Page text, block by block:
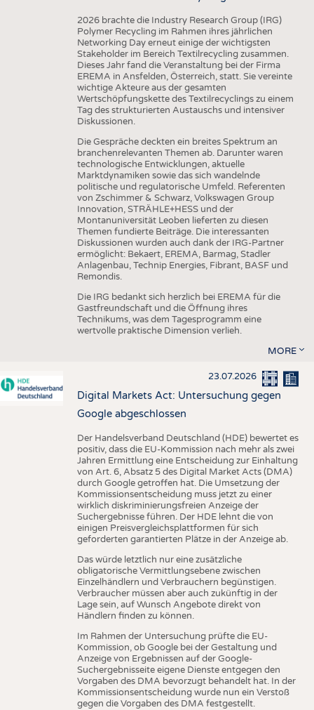
2026 brachte die Industry Research Group (IRG)
Polymer Recycling im Rahmen ihres jährlichen
Networking Day erneut einige der wichtigsten
Stakeholder im Bereich Textilrecycling zusammen.
Dieses Jahr fand die Veranstaltung bei der Firma
EREMA in Ansfelden, Österreich, statt. Sie vereinte
wichtige Akteure aus der gesamten
Wertschöpfungskette des Textilrecyclings zu einem
Tag des strukturierten Austauschs und intensiver
Diskussionen.
Die Gespräche deckten ein breites Spektrum an
branchenrelevanten Themen ab. Darunter waren
technologische Entwicklungen, aktuelle
Marktdynamiken sowie das sich wandelnde
politische und regulatorische Umfeld. Referenten
von Zschimmer & Schwarz, Volkswagen Group
Innovation, STRÄHLE+HESS und der
Montanuniversität Leoben lieferten zu diesen
Themen fundierte Beiträge. Die interessanten
Diskussionen wurden auch dank der IRG-Partner
ermöglicht: Bekaert, EREMA, Barmag, Stadler
Anlagenbau, Technip Energies, Fibrant, BASF und
Remondis.
Die IRG bedankt sich herzlich bei EREMA für die
Gastfreundschaft und die Öffnung ihres
Technikums, was dem Tagesprogramm eine
wertvolle praktische Dimension verlieh.
MORE
23.07.2026
Digital Markets Act: Untersuchung gegen
Google abgeschlossen
Der Handelsverband Deutschland (HDE) bewertet es
positiv, dass die EU-Kommission nach mehr als zwei
Jahren Ermittlung eine Entscheidung zur Einhaltung
von Art. 6, Absatz 5 des Digital Market Acts (DMA)
durch Google getroffen hat. Die Umsetzung der
Kommissionsentscheidung muss jetzt zu einer
wirklich diskriminierungsfreien Anzeige der
Suchergebnisse führen. Der HDE lehnt die von
einigen Preisvergleichsplattformen für sich
geforderten garantierten Plätze in der Anzeige ab.
Das würde letztlich nur eine zusätzliche
obligatorische Vermittlungsebene zwischen
Einzelhändlern und Verbrauchern begünstigen.
Verbraucher müssen aber auch zukünftig in der
Lage sein, auf Wunsch Angebote direkt von
Händlern finden zu können.
Im Rahmen der Untersuchung prüfte die EU-
Kommission, ob Google bei der Gestaltung und
Anzeige von Ergebnissen auf der Google-
Suchergebnisseite eigene Dienste entgegen den
Vorgaben des DMA bevorzugt behandelt hat. In der
Kommissionsentscheidung wurde nun ein Verstoß
gegen die Vorgaben des DMA festgestellt.